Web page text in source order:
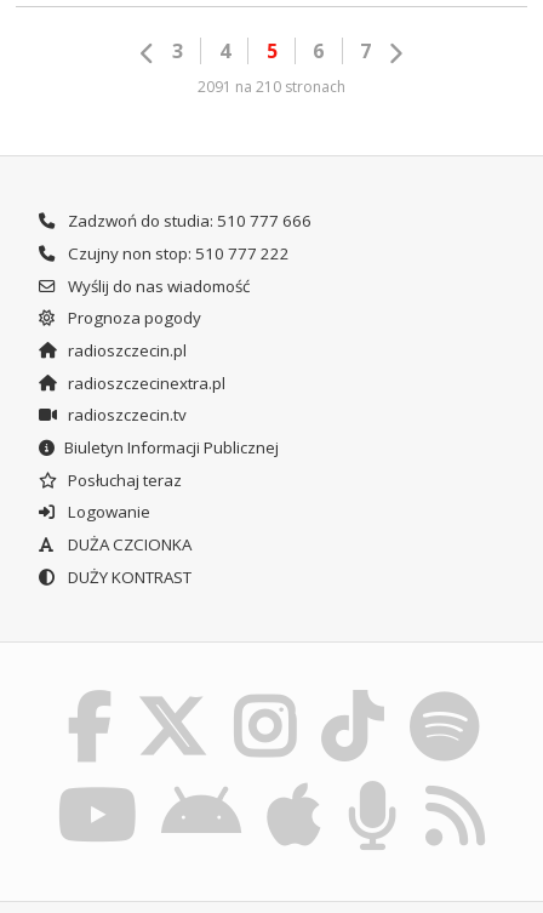
3 4 5 6 7
2091 na 210 stronach
Zadzwoń do studia: 510 777 666
Czujny non stop: 510 777 222
Wyślij do nas wiadomość
Prognoza pogody
radioszczecin.pl
radioszczecinextra.pl
radioszczecin.tv
Biuletyn Informacji Publicznej
Posłuchaj teraz
Logowanie
DUŻA CZCIONKA
DUŻY KONTRAST